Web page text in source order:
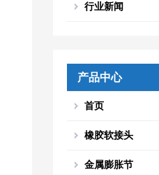
行业新闻
产品中心
首页
橡胶软接头
金属膨胀节